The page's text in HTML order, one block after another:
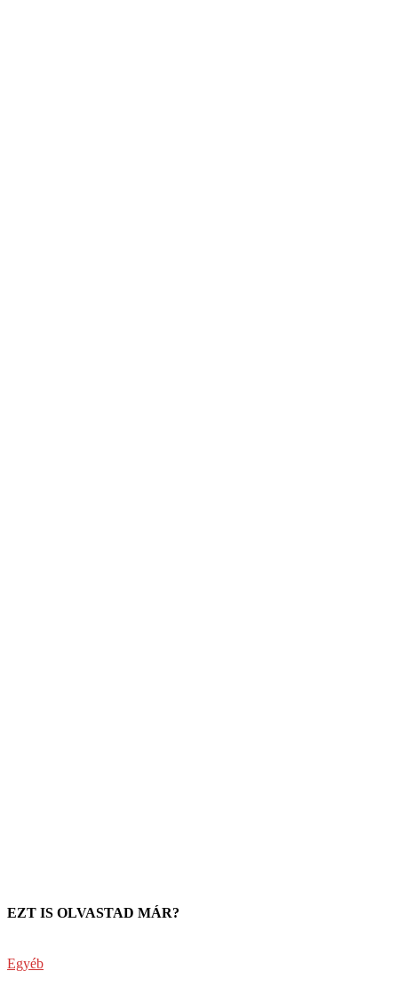
EZT IS OLVASTAD MÁR?
Egyéb